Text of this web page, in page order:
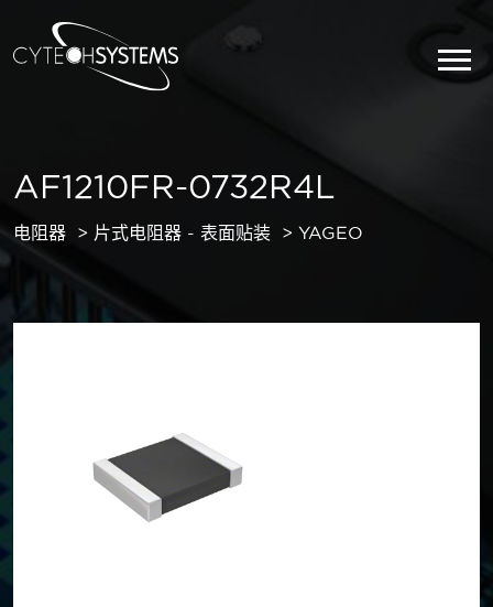
AF1210FR-0732R4L
电阻器 片式电阻器 - 表面贴装 YAGEO